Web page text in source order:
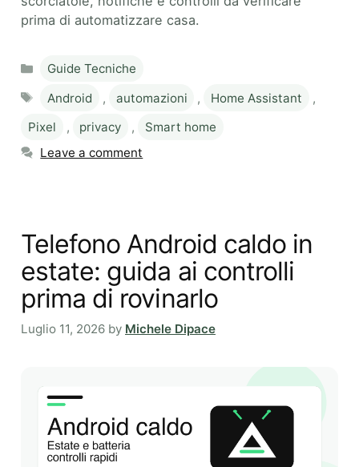
prima di automatizzare casa.
Categories
Guide Tecniche
Tags
Android , automazioni , Home Assistant
,
Pixel
, privacy ,
Smart home
Leave a comment
Telefono Android caldo in
estate: guida ai controlli
prima di rovinarlo
Luglio 11, 2026 by Michele Dipace